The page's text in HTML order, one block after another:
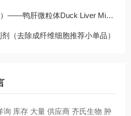
鸭肝微粒体Duck Liver Microsomes
（去除成纤维细胞推荐小单品）
询 库存 大量 供应商 齐氏生物 肿